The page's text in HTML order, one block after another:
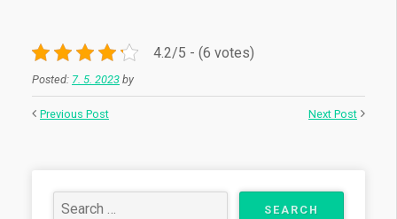
4.2/5 - (6 votes)
Posted: 7. 5. 2023 by
Previous Post Next Post